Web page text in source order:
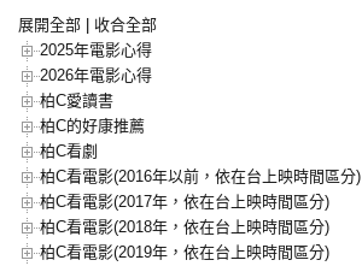
展開全部
收合全部
2025年電影心得
2026年電影心得
柏C愛讀書
柏C的好康推薦
柏C看劇
柏C看電影(2016年以前，依在台上映時間區分)
柏C看電影(2017年，依在台上映時間區分)
柏C看電影(2018年，依在台上映時間區分)
柏C看電影(2019年，依在台上映時間區分)